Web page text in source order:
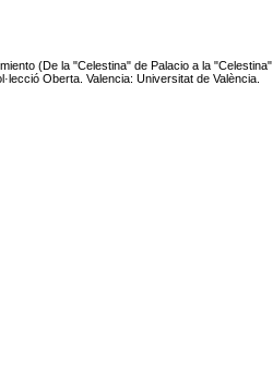
(De la "Celestina" de Palacio a la
Oberta. Valencia: Universitat de València.